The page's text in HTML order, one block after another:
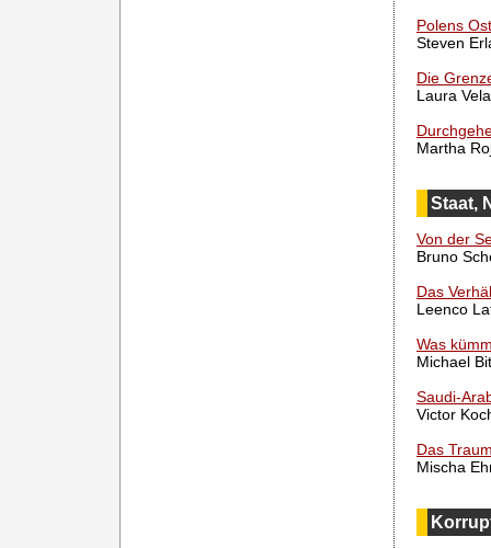
Polens
Steven
Die
Laura
Martha
Staat,
Von der
Bruno
Das
Leenco
Was
Michael
Saudi-
Victor
Das
Mischa